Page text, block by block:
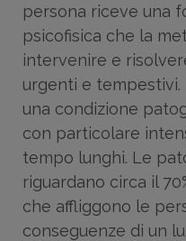
persona riceve una
psicofisica che la
intervenire e
urgenti e
una condizione
con particolare
tempo lunghi. Le
riguardano circa il
che affliggono le
conseguenze di un